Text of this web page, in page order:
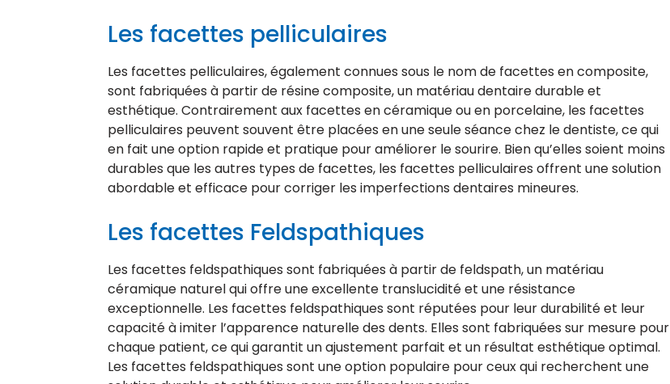
Les facettes pelliculaires
Les facettes pelliculaires, également connues sous le nom de facettes en composite,
sont fabriquées à partir de résine composite, un matériau dentaire durable et
esthétique. Contrairement aux facettes en céramique ou en porcelaine, les facettes
pelliculaires peuvent souvent être placées en une seule séance chez le dentiste, ce qui
en fait une option rapide et pratique pour améliorer le sourire. Bien qu’elles soient moins
durables que les autres types de facettes, les facettes pelliculaires offrent une solution
abordable et efficace pour corriger les imperfections dentaires mineures.
Les facettes Feldspathiques
Les facettes feldspathiques sont fabriquées à partir de feldspath, un matériau
céramique naturel qui offre une excellente translucidité et une résistance
exceptionnelle. Les facettes feldspathiques sont réputées pour leur durabilité et leur
capacité à imiter l’apparence naturelle des dents. Elles sont fabriquées sur mesure pour
chaque patient, ce qui garantit un ajustement parfait et un résultat esthétique optimal.
Les facettes feldspathiques sont une option populaire pour ceux qui recherchent une